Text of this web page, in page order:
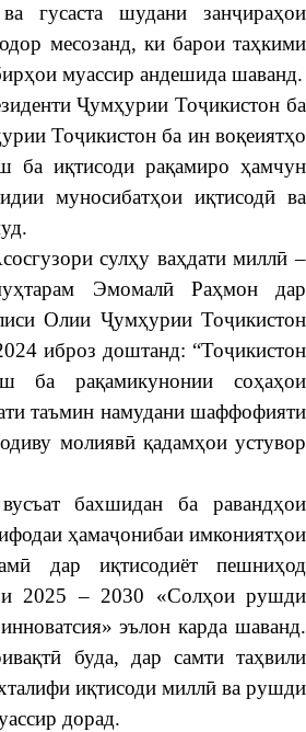
гусаста шудани занҷираҳои
месозанд, ки барои таҳкими
муассир андешида шаванд.
Ҷумҳурии Тоҷикистон ба
Тоҷикистон ба ин воқеиятҳо
ба иқтисоди рақамиро ҳамчун
муносибатҳои иқтисодӣ ва
сулҳу ваҳдати миллӣ –
Эмомалӣ Раҳмон дар
Олии Ҷумҳурии Тоҷикистон
иброз доштанд: “Тоҷикистон
ба рақамикунонии соҳаҳои
таъмин намудани шаффофияти
молиявӣ қадамҳои устувор
бахшидан ба равандҳои
ҳамаҷонибаи имкониятҳои
дар иқтисодиёт пешниҳод
2025 – 2030 «Солҳои рушди
эълон карда шаванд.
буда, дар самти таҳвили
иқтисоди миллӣ ва рушди
дорад.